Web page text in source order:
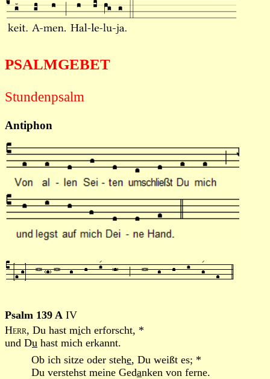
PSALMGEBET
Stundenpsalm
Antiphon
Psalm 139 A IV
Herr, Du hast mich erforscht, *
und Du hast mich erkannt.
Ob ich sitze oder stehe, Du weißt es; *
Du verstehst meine Gedanken von ferne.